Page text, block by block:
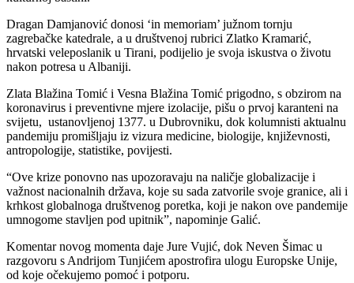
Dragan Damjanović donosi ‘in memoriam’ južnom tornju
zagrebačke katedrale, a u društvenoj rubrici Zlatko Kramarić,
hrvatski veleposlanik u Tirani, podijelio je svoja iskustva o životu
nakon potresa u Albaniji.
Zlata Blažina Tomić i Vesna Blažina Tomić prigodno, s obzirom na
koronavirus i preventivne mjere izolacije, pišu o prvoj karanteni na
svijetu, ustanovljenoj 1377. u Dubrovniku, dok kolumnisti aktualnu
pandemiju promišljaju iz vizura medicine, biologije, književnosti,
antropologije, statistike, povijesti.
“Ove krize ponovno nas upozoravaju na naličje globalizacije i
važnost nacionalnih država, koje su sada zatvorile svoje granice, ali i
krhkost globalnoga društvenog poretka, koji je nakon ove pandemije
umnogome stavljen pod upitnik”, napominje Galić.
Komentar novog momenta daje Jure Vujić, dok Neven Šimac u
razgovoru s Andrijom Tunjićem apostrofira ulogu Europske Unije,
od koje očekujemo pomoć i potporu.